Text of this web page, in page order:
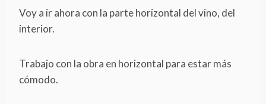
Voy a ir ahora con la parte horizontal del vino, del
interior.
Trabajo con la obra en horizontal para estar más
cómodo.